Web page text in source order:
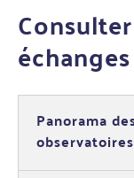
échanges
Panorama
observatoires